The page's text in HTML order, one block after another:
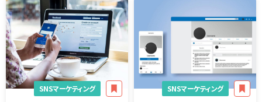
SNSマーケティング SNSマーケティング